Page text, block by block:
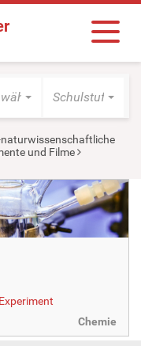
Schulstufe
und Filme
Chemie